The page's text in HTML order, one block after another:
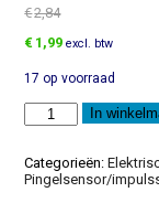
€2,84
Oorspronkelijke
was:
€2,84.
€ 1,99Huidige
is:
€1,99.
excl. btw
17 op voorraad
Rom
software-
aanpassing
aantal
In
Categorieën:
Pingelsensor/